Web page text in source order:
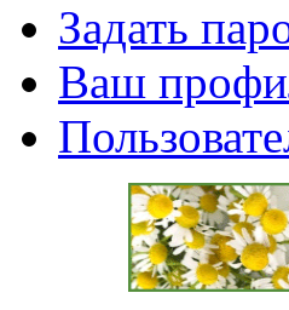
Задать
Ваш